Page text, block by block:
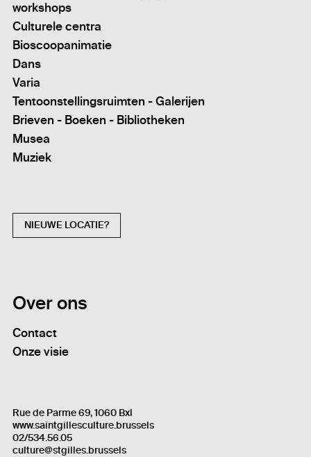
workshops
Culturele centra
Bioscoopanimatie
Dans
Varia
Tentoonstellingsruimten - Galerijen
Brieven - Boeken - Bibliotheken
Musea
Muziek
NIEUWE LOCATIE?
Over ons
Contact
Onze visie
Rue de Parme 69, 1060 Bxl
www.saintgillesculture.brussels
02/534.56.05
culture@stgilles.brussels